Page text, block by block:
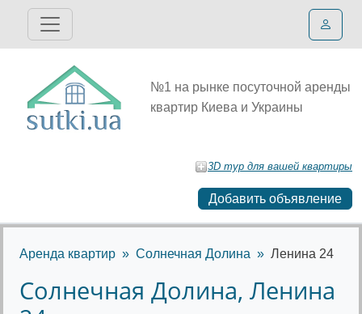
№1 на рынке посуточной аренды
квартир Киева и Украины
3D тур для вашей квартиры
Добавить объявление
Аренда квартир Солнечная Долина Ленина 24
Солнечная Долина, Ленина